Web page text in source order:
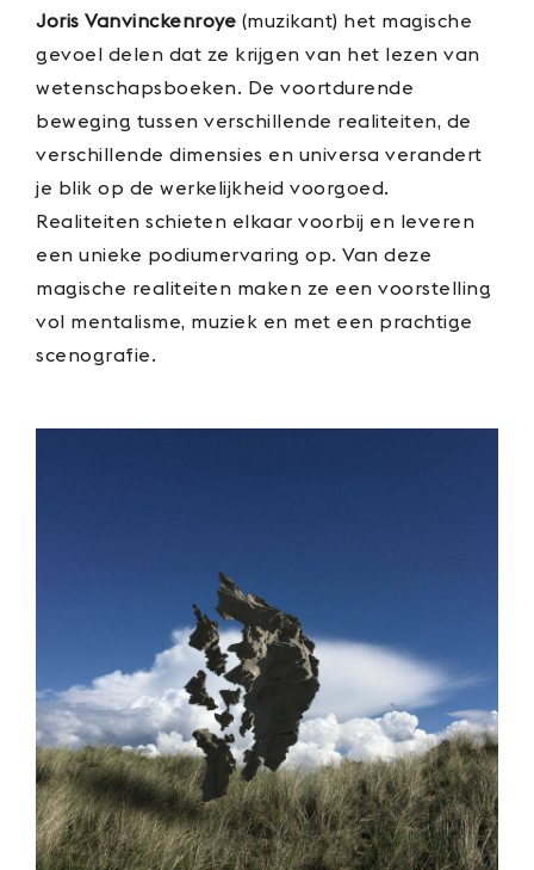
Joris Vanvinckenroye (muzikant) het magische
gevoel delen dat ze krijgen van het lezen van
wetenschapsboeken. De voortdurende
beweging tussen verschillende realiteiten, de
verschillende dimensies en universa verandert
je blik op de werkelijkheid voorgoed.
Realiteiten schieten elkaar voorbij en leveren
een unieke podiumervaring op. Van deze
magische realiteiten maken ze een voorstelling
vol mentalisme, muziek en met een prachtige
scenografie.